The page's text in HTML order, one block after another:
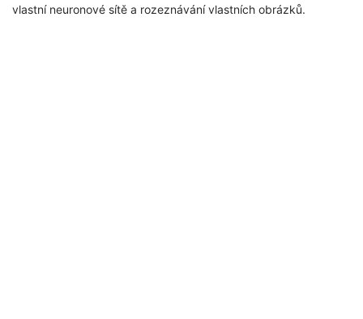
vlastní neuronové sítě a rozeznávání vlastních obrázků.